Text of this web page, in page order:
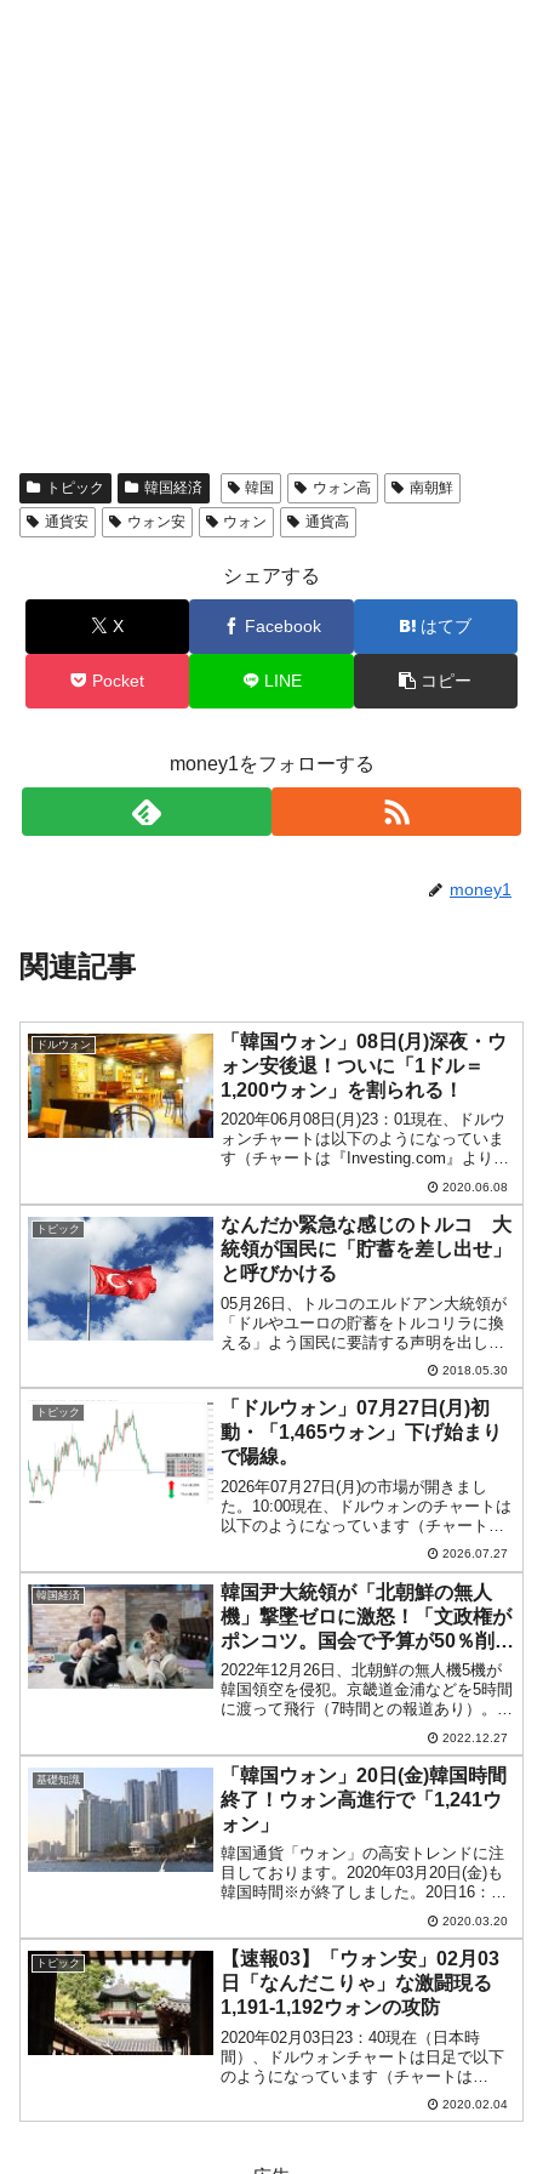
トピック 韓国経済 韓国 ウォン高
南朝鮮
通貨安
ウォン安 ウォン 通貨高
シェアする
X Facebook はてブ
Pocket LINE コピー
money1をフォローする
money1
関連記事
ドルウォン
「韓国ウォン」08日(月)深夜・ウ
ォン安後退！ついに「1ドル＝
1,200ウォン」を割られる！
2020年06月08日(月)23：01現在、ドルウ
ォンチャートは以下のようになっていま
す（チャートは『Investing.com』より引
用：以下同）。長い陰線となりウォン高
が進行しています。とうとう「1ドル＝
1,200ウォン」を割られました...
2020.06.08
トピック
なんだか緊急な感じのトルコ 大
統領が国民に「貯蓄を差し出せ」
と呼びかける
05月26日、トルコのエルドアン大統領が
「ドルやユーロの貯蓄をトルコリラに換
える」よう国民に要請する声明を出しま
した。トルコリラの急落に歯止めをかけ
るためですが、05月28日・29日とトルコ
リラはやや持ち直して、以下のように
「リラ高」方向へ...
2018.05.30
トピック
「ドルウォン」07月27日(月)初
動・「1,465ウォン」下げ始まり
で陽線。
2026年07月27日(月)の市場が開きまし
た。10:00現在、ドルウォンのチャートは
以下のようになっています（チャートは
『Investing.com』より引用）。現在のと
ころ「1ドル＝1,465ウォン」近辺の攻防
となっています。ローソク足...
2026.07.27
韓国経済
韓国尹大統領が「北朝鮮の無人
機」撃墜ゼロに激怒！「文政権が
ポンコツ。国会で予算が50％削ら
れた」と嘆く
2022年12月26日、北朝鮮の無人機5機が
韓国領空を侵犯。京畿道金浦などを5時間
に渡って飛行（7時間との報道あり）。民
家近くまで迫りました。韓国軍は撃墜を
目指しましたが、1機も撃墜できませんで
した。また、この無人機に対応するため
26日11...
2022.12.27
基礎知識
「韓国ウォン」20日(金)韓国時間
終了！ウォン高進行で「1,241ウ
ォン」
韓国通貨「ウォン」の高安トレンドに注
目しております。2020年03月20日(金)も
韓国時間※が終了しました。20日16：37
現在（日本時間）、ドルウォンチャート
は以下のようになっています（チャート
は『Investing.com』より引用）。...
2020.03.20
トピック
【速報03】「ウォン安」02月03
日「なんだこりゃ」な激闘現る
1,191-1,192ウォンの攻防
2020年02月03日23：40現在（日本時
間）、ドルウォンチャートは日足で以下
のようになっています（チャートは
『Investing.com』より引用：以下同）。
01月31日(金)に大きく進んだウォン安の
2020.02.04